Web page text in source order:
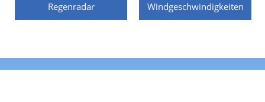
Regenradar Windgeschwindigkeiten